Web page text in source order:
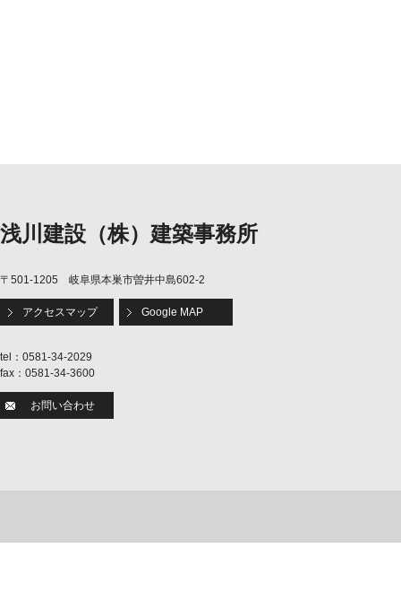
浅川建設（株）建築事務所
〒501-1205 岐阜県本巣市曽井中島602-2
アクセスマップ Google MAP
tel：0581-34-2029
fax：0581-34-3600
お問い合わせ